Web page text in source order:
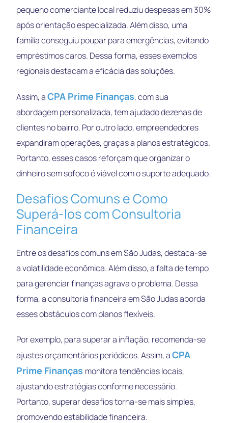
pequeno comerciante local reduziu despesas em 30%
após orientação especializada. Além disso, uma
família conseguiu poupar para emergências, evitando
empréstimos caros. Dessa forma, esses exemplos
regionais destacam a eficácia das soluções.
Assim, aCPA Prime Finanças, com sua
abordagem personalizada, tem ajudado dezenas de
clientes no bairro. Por outro lado, empreendedores
expandiram operações, graças a planos estratégicos.
Portanto, esses casos reforçam que organizar o
dinheiro sem sofoco é viável com o suporte adequado.
Desafios Comuns e Como
Superá-los com Consultoria
Financeira
Entre os desafios comuns em São Judas, destaca-se
a volatilidade econômica. Além disso, a falta de tempo
para gerenciar finanças agrava o problema. Dessa
forma, a consultoria financeira em São Judas aborda
esses obstáculos com planos flexíveis.
Por exemplo, para superar a inflação, recomenda-se
ajustes orçamentários periódicos. Assim, aCPA
Prime Finanças monitora tendências locais,
ajustando estratégias conforme necessário.
Portanto, superar desafios torna-se mais simples,
promovendo estabilidade financeira.